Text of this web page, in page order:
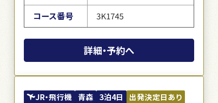
コース番号
3K1745
詳細・予約へ
JR・飛行機 青森 3泊4日
出発決定日あり